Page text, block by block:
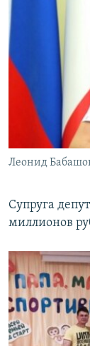
Леонид
Супруга
миллионов